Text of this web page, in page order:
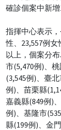
確診個案中新增
指揮中心表示
性、23,557例
以上，個案分
市(5,470例)、
(3,545例)、臺
例)、苗栗縣
嘉義縣(849例)
例)、基隆市
縣(199例)、金